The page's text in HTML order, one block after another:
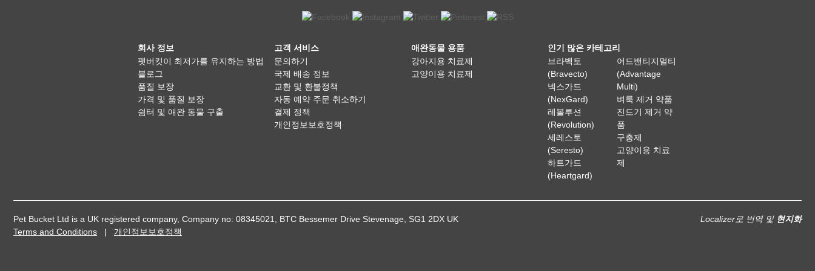
회사 정보
펫버킷이 최저가를 유지하는 방법
블로그
품질 보장
가격 및 품질 보장
쉼터 및 애완 동물 구출
고객 서비스
문의하기
국제 배송 정보
교환 및 환불정책
자동 예약 주문 취소하기
결제 정책
개인정보보호정책
애완동물 용품
강아지용 치료제
고양이용 치료제
인기 많은 카테고리
브라벡토
(Bravecto)
넥스가드
(NexGard)
레볼루션
(Revolution)
세레스토
(Seresto)
하트가드
(Heartgard)
어드밴티지멀티
(Advantage
Multi)
벼룩 제거 약품
진드기 제거 약
품
구충제
고양이용 치료
제
Pet Bucket Ltd is a UK registered company, Company no: 08345021, BTC Bessemer Drive Stevenage, SG1 2DX UK
Terms and Conditions | 개인정보보호정책
Localizer로 번역 및 현지화